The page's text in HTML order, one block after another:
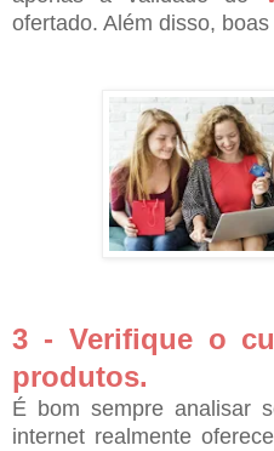
ofertado. Além disso,
3 - Verifique o
produtos.
É bom sempre analisar
internet realmente